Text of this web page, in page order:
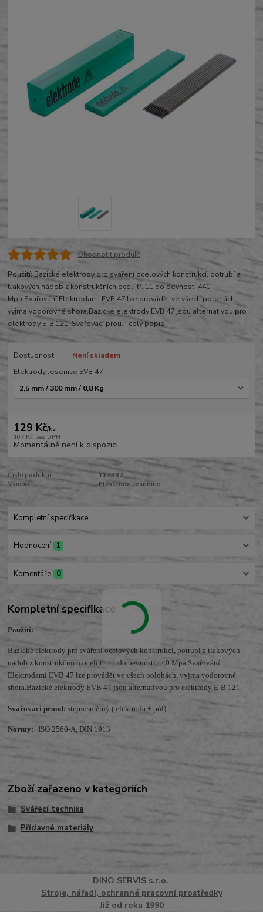
Ohodnotit produkt
Použití: Bazické elektrody pro sváření ocelových konstrukcí, potrubí a
tlakových nádob z konstrukčních ocelí tř. 11 do pevnosti 440
Mpa.Svařování Elektrodami EVB 47 lze provádět ve všech polohách,
vyjma vodorovné shora.Bazické elektrody EVB 47 jsou alternativou pro
elektrody E-B 121. Svařovací prou... celý popis
Dostupnost
Není skladem
Elektrody Jesenice EVB 47
129 Kč/ks
107 Kč bez DPH
Momentálně není k dispozici
Číslo produktu:
117387
Výrobce:
Elektrode Jesenice
Kompletní specifikace
Hodnocení 1
Komentáře 0
Kompletní specifikace
Použití:
Bazické elektrody pro sváření ocelových konstrukcí, potrubí a tlakových
nádob z konstrukčních ocelí tř. 11 do pevnosti 440 Mpa.Svařování
Elektrodami EVB 47 lze provádět ve všech polohách, vyjma vodorovné
shora.Bazické elektrody EVB 47 jsou alternativou pro elektrody E-B 121.
Svařovací proud: stejnosměrný ( elektroda + pól)
Normy: ISO 2560-A, DIN 1913
Zboží zařazeno v kategoriích
Svářecí technika
Přídavné materiály
DINO SERVISs.r.o.
Stroje, nářadí, ochranné pracovní prostředky
Již od roku 1990